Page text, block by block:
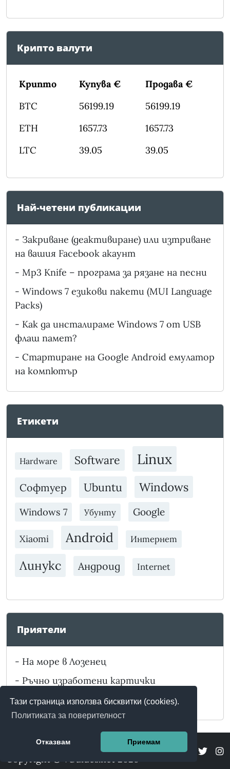
Тази страница използва бисквитки (cookies).
Политиката за поверителност
Отказвам Приемам
Крипто валути
Крипто Купува €
Продава €
BTC
56199.19
56199.19
ETH
1657.73
1657.73
LTC
39.05 39.05
Най-четени публикации
- Закриване (деактивиране) или изтриване
на вашия Facebook акаунт
- Mp3 Knife – програма за рязане на песни
- Windows 7 езикови пакети (MUI Language
Packs)
- Как да инсталираме Windows 7 от USB
флаш памет?
- Стартиране на Google Android емулатор
на компютър
Етикети
Hardware Software Linux
Софтуер Ubuntu Windows
Windows 7 Убунту Google
Xiaomi Android Интернет
Линукс Андроид Internet
Приятели
- На море в Лозенец
- Ръчно изработени картички
-Забележителности в България
Copyright © vGuides.net 2026